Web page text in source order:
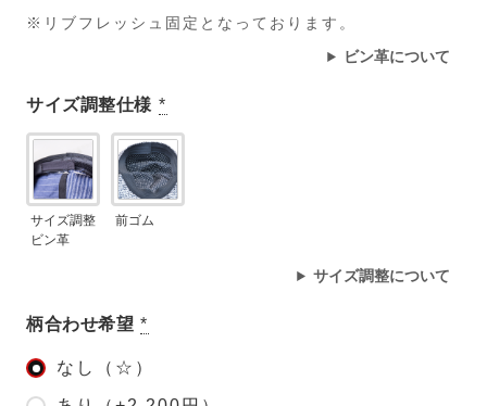
※リブフレッシュ固定となっております。
ビン革について
サイズ調整仕様 *
サイズ調整
ビン革
前ゴム
サイズ調整について
柄合わせ希望 *
なし（☆）